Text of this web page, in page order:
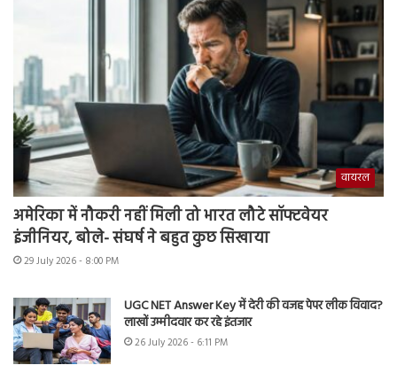
वायरल
अमेरिका में नौकरी नहीं मिली तो भारत लौटे सॉफ्टवेयर
इंजीनियर, बोले- संघर्ष ने बहुत कुछ सिखाया
29 July 2026 - 8:00 PM
UGC NET Answer Key में देरी की वजह पेपर लीक विवाद?
लाखों उम्मीदवार कर रहे इंतजार
26 July 2026 - 6:11 PM